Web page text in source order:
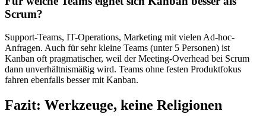
Scrum?
Support-Teams, IT-Operations, Marketing mit vielen Ad-hoc-
Anfragen. Auch für sehr kleine Teams (unter 5 Personen) ist
Kanban oft pragmatischer, weil der Meeting-Overhead bei Scrum
dann unverhältnismäßig wird. Teams ohne festen Produktfokus
fahren ebenfalls besser mit Kanban.
Fazit: Werkzeuge, keine Religionen